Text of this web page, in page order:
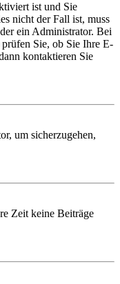
ist und Sie
nicht der Fall ist, muss
ein Administrator. Bei
Sie, ob Sie Ihre E-
kontaktieren Sie
um sicherzugehen,
Zeit keine Beiträge